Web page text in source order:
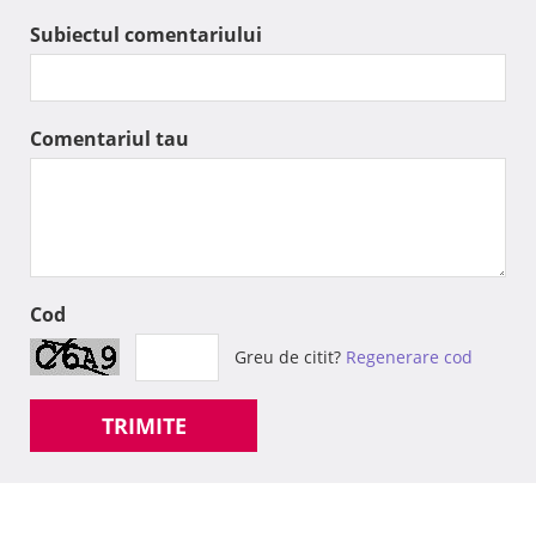
Subiectul comentariului
Comentariul tau
Cod
Greu de citit? Regenerare cod
TRIMITE